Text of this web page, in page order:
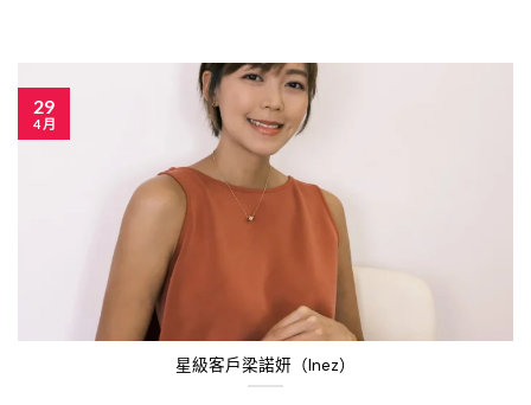
星級客戶梁諾妍（Inez）
29
4 月